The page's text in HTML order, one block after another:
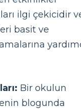
ilgi çekicidir
basit ve
Bir okulun
blogunda